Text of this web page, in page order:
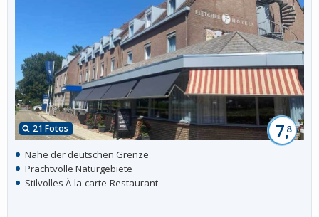
21 Fotos 7,8
Nahe der deutschen Grenze
Prachtvolle Naturgebiete
Stilvolles À-la-carte-Restaurant